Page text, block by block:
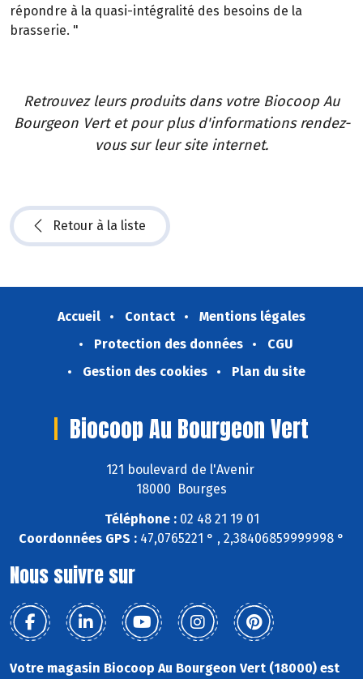
répondre à la quasi-intégralité des besoins de la
brasserie. "
Retrouvez leurs produits dans votre Biocoop Au
Bourgeon Vert et pour plus d'informations rendez-
vous sur leur site internet.
Retour à la liste
Accueil Contact
Mentions légales
Protection des données
CGU
Gestion des cookies
Plan du site
Biocoop Au Bourgeon Vert
121 boulevard de l'Avenir
18000 Bourges
Téléphone :02 48 21 19 01
Coordonnées GPS : 47,0765221 ° , 2,38406859999998 °
Nous suivre sur
Votre magasin Biocoop Au Bourgeon Vert (18000) est